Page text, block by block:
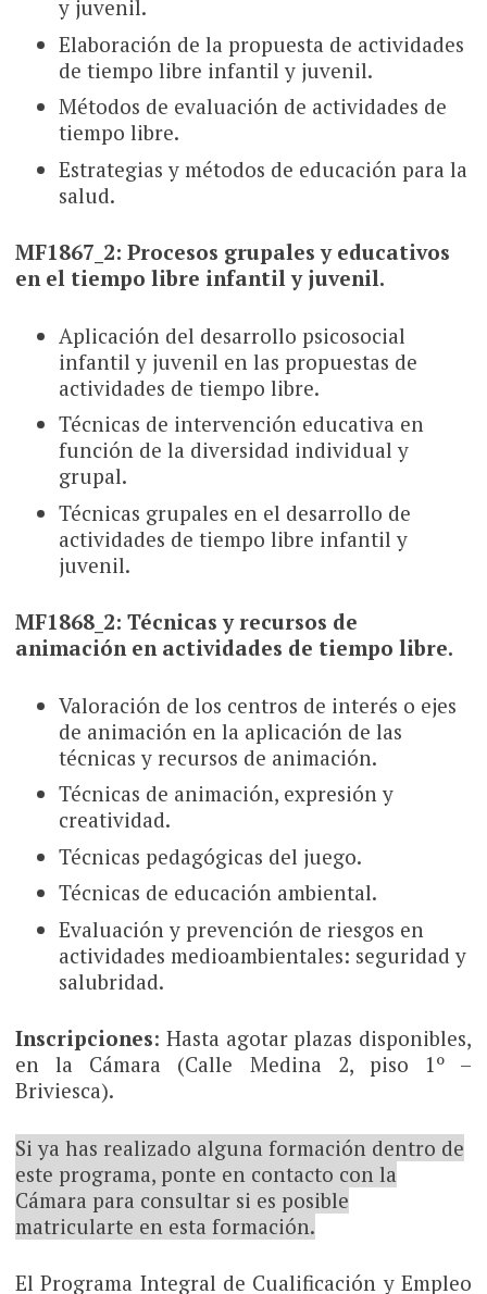
y juvenil.
Elaboración de la propuesta de actividades
de tiempo libre infantil y juvenil.
Métodos de evaluación de actividades de
tiempo libre.
Estrategias y métodos de educación para la
salud.
MF1867_2: Procesos grupales y educativos
en el tiempo libre infantil y juvenil.
Aplicación del desarrollo psicosocial
infantil y juvenil en las propuestas de
actividades de tiempo libre.
Técnicas de intervención educativa en
función de la diversidad individual y
grupal.
Técnicas grupales en el desarrollo de
actividades de tiempo libre infantil y
juvenil.
MF1868_2: Técnicas y recursos de
animación en actividades de tiempo libre.
Valoración de los centros de interés o ejes
de animación en la aplicación de las
técnicas y recursos de animación.
Técnicas de animación, expresión y
creatividad.
Técnicas pedagógicas del juego.
Técnicas de educación ambiental.
Evaluación y prevención de riesgos en
actividades medioambientales: seguridad y
salubridad.
Inscripciones: Hasta agotar plazas disponibles,
en la Cámara (Calle Medina 2, piso 1º –
Briviesca).
Si ya has realizado alguna formación dentro de
este programa, ponte en contacto con la
Cámara para consultar si es posible
matricularte en esta formación.
El Programa Integral de Cualificación y Empleo